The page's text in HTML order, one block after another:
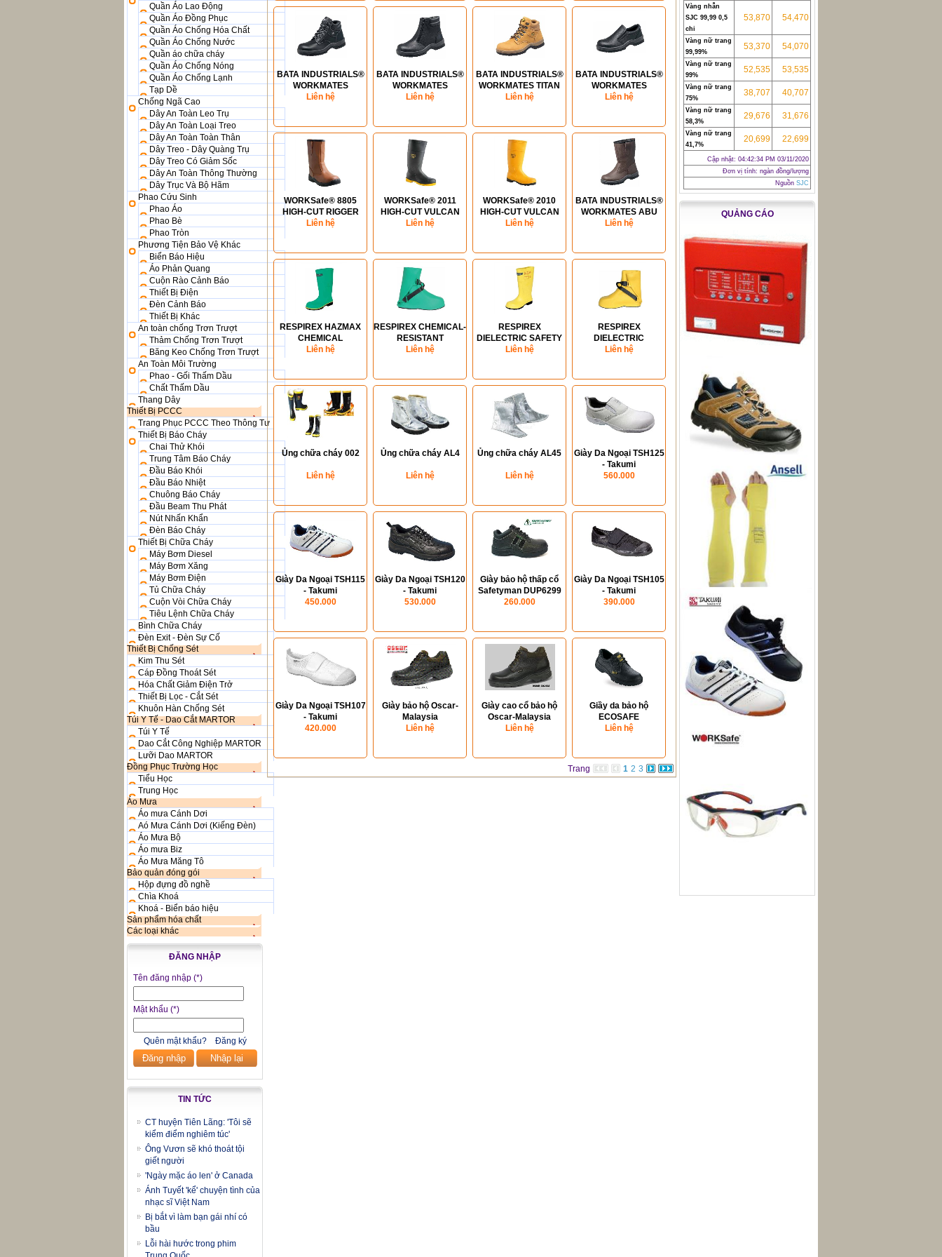
Quần Áo Lao Động
Quần Áo Đồng Phục
Quần Áo Chống Hóa Chất
Quần Áo Chống Nước
Quần áo chữa cháy
Quần Áo Chống Nóng
Quần Áo Chống Lạnh
Tạp Dề
Chống Ngã Cao
Dây An Toàn Leo Trụ
Dây An Toàn Loại Treo
Dây An Toàn Toàn Thân
Dây Treo - Dây Quàng Trụ
Dây Treo Có Giảm Sốc
Dây An Toàn Thông Thường
Dây Trục Và Bộ Hãm
Phao Cứu Sinh
Phao Áo
Phao Bè
Phao Tròn
Phương Tiện Bảo Vệ Khác
Biển Báo Hiệu
Áo Phản Quang
Cuộn Rào Cảnh Báo
Thiết Bị Điện
Đèn Cảnh Báo
Thiết Bị Khác
An toàn chống Trơn Trượt
Thảm Chống Trơn Trượt
Băng Keo Chống Trơn Trượt
An Toàn Môi Trường
Phao - Gối Thấm Dầu
Chất Thấm Dầu
Thang Dây
Thiết Bị PCCC
Trang Phục PCCC Theo Thông Tư
Thiết Bị Báo Cháy
Chai Thử Khói
Trung Tâm Báo Cháy
Đầu Báo Khói
Đầu Báo Nhiệt
Chuông Báo Cháy
Đầu Beam Thu Phát
Nút Nhấn Khẩn
Đèn Báo Cháy
Thiết Bị Chữa Cháy
Máy Bơm Diesel
Máy Bơm Xăng
Máy Bơm Điện
Tủ Chữa Cháy
Cuộn Vòi Chữa Cháy
Tiêu Lệnh Chữa Cháy
Bình Chữa Cháy
Đèn Exit - Đèn Sự Cố
Thiết Bị Chống Sét
Kim Thu Sét
Cáp Đồng Thoát Sét
Hóa Chất Giảm Điện Trở
Thiết Bị Lọc - Cắt Sét
Khuôn Hàn Chống Sét
Túi Y Tế - Dao Cắt MARTOR
Túi Y Tế
Dao Cắt Công Nghiệp MARTOR
Lưỡi Dao MARTOR
Đồng Phục Trường Học
Tiểu Học
Trung Học
Áo Mưa
Áo mưa Cánh Dơi
Aó Mưa Cánh Dơi (Kiếng Đèn)
Áo Mưa Bộ
Áo mưa Biz
Áo Mưa Măng Tô
Bảo quản đóng gói
Hộp đựng đồ nghề
Chìa Khoá
Khoá - Biển báo hiệu
Sản phẩm hóa chất
Các loại khác
ĐĂNG NHẬP
Tên đăng nhập (*)
Mật khẩu (*)
Quên mật khẩu? Đăng ký
Đăng nhập Nhập lại
TIN TỨC
CT huyện Tiên Lãng: 'Tôi sẽ
kiểm điểm nghiêm túc'
Ông Vươn sẽ khó thoát tội
giết người
'Ngày mặc áo len' ở Canada
Ánh Tuyết 'kể' chuyện tình của
nhạc sĩ Việt Nam
Bị bắt vì làm bạn gái nhí có
bầu
Lỗi hài hước trong phim
BATA INDUSTRIALS®
WORKMATES
STOCKHOLM (S3)
Liên hệ
BATA INDUSTRIALS®
WORKMATES
JURONG (S1P)
Liên hệ
BATA INDUSTRIALS®
WORKMATES TITAN
(S3)
Liên hệ
BATA INDUSTRIALS®
WORKMATES
RAFFLES (S1P) BATA
Liên hệ
WORKSafe® 8805
HIGH-CUT RIGGER
BOOTS (S3)
Liên hệ
WORKSafe® 2011
HIGH-CUT VULCAN
BOOTS (S5)
Liên hệ
WORKSafe® 2010
HIGH-CUT VULCAN
BOOTS (S4)
Liên hệ
BATA INDUSTRIALS®
WORKMATES ABU
DHABI (S1P)
Liên hệ
RESPIREX HAZMAX
CHEMICAL
PROTECTIVE BOOTS
Liên hệ
RESPIREX CHEMICAL-
RESISTANT
OVERBOOTS
Liên hệ
RESPIREX
DIELECTRIC SAFETY
BOOTS
Liên hệ
RESPIREX
DIELECTRIC
OVERBOOTS
Liên hệ
Ủng chữa cháy 002
Liên hệ
Ủng chữa cháy AL4
Liên hệ
Ủng chữa cháy AL45
Liên hệ
Giày Da Ngoại TSH125
- Takumi
560.000
Giày Da Ngoại TSH115
- Takumi
450.000
Giày Da Ngoại TSH120
- Takumi
530.000
Giày bảo hộ thấp cổ
Safetyman DUP6299
260.000
Giày Da Ngoại TSH105
- Takumi
390.000
Giày Da Ngoại TSH107
- Takumi
420.000
Giày bảo hộ Oscar-
Malaysia
Liên hệ
Giày cao cổ bảo hộ
Oscar-Malaysia
Liên hệ
Giầy da bảo hộ
ECOSAFE
Liên hệ
Trang 1 2 3
Vàng nhẫn
SJC 99,99 0,5
chỉ
53,870 54,470
Vàng nữ trang
99,99%
53,370 54,070
Vàng nữ trang
99%
52,535 53,535
Vàng nữ trang
75%
38,707 40,707
Vàng nữ trang
58,3%
29,676 31,676
Vàng nữ trang
41,7%
20,699 22,699
Cập nhật: 04:42:34 PM 03/11/2020
Đơn vị tính: ngàn đồng/lượng
Nguồn SJC
QUẢNG CÁO